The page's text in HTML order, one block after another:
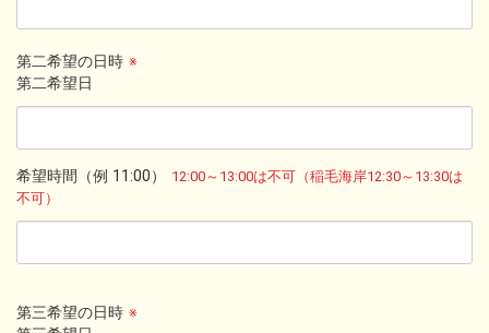
第二希望の日時 ※
第二希望日
希望時間（例 11:00）
12:00～13:00は不可（稲毛海岸12:30～13:30は
不可）
第三希望の日時 ※